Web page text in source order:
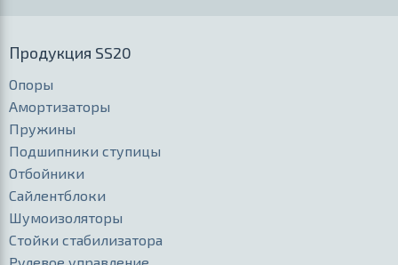
Продукция SS20
Опоры
Амортизаторы
Пружины
Подшипники ступицы
Отбойники
Сайлентблоки
Шумоизоляторы
Стойки стабилизатора